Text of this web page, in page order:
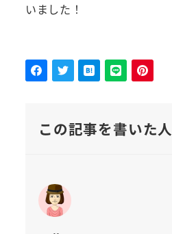
いました！
この記事を書いた人